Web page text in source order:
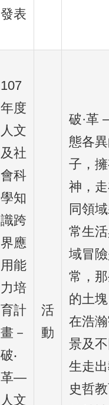
發表
107
年度
人文
及社
會科
學知
識跨
界應
用能
力培
育計
畫－
破‧
革—
人文
活
動
破·革
態各
子，
神，
同領
常生
域冒
常，
的土
在浩
景及
生走
史哲